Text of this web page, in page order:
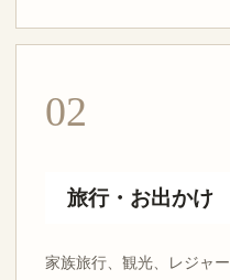
02
旅行・お出かけ
家族旅行、観光、レジャー